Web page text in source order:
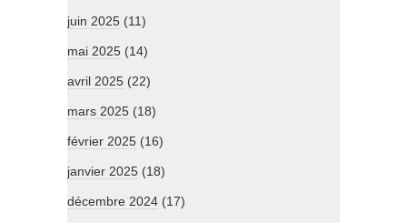
juin 2025 (11)
mai 2025 (14)
avril 2025 (22)
mars 2025 (18)
février 2025 (16)
janvier 2025 (18)
décembre 2024 (17)